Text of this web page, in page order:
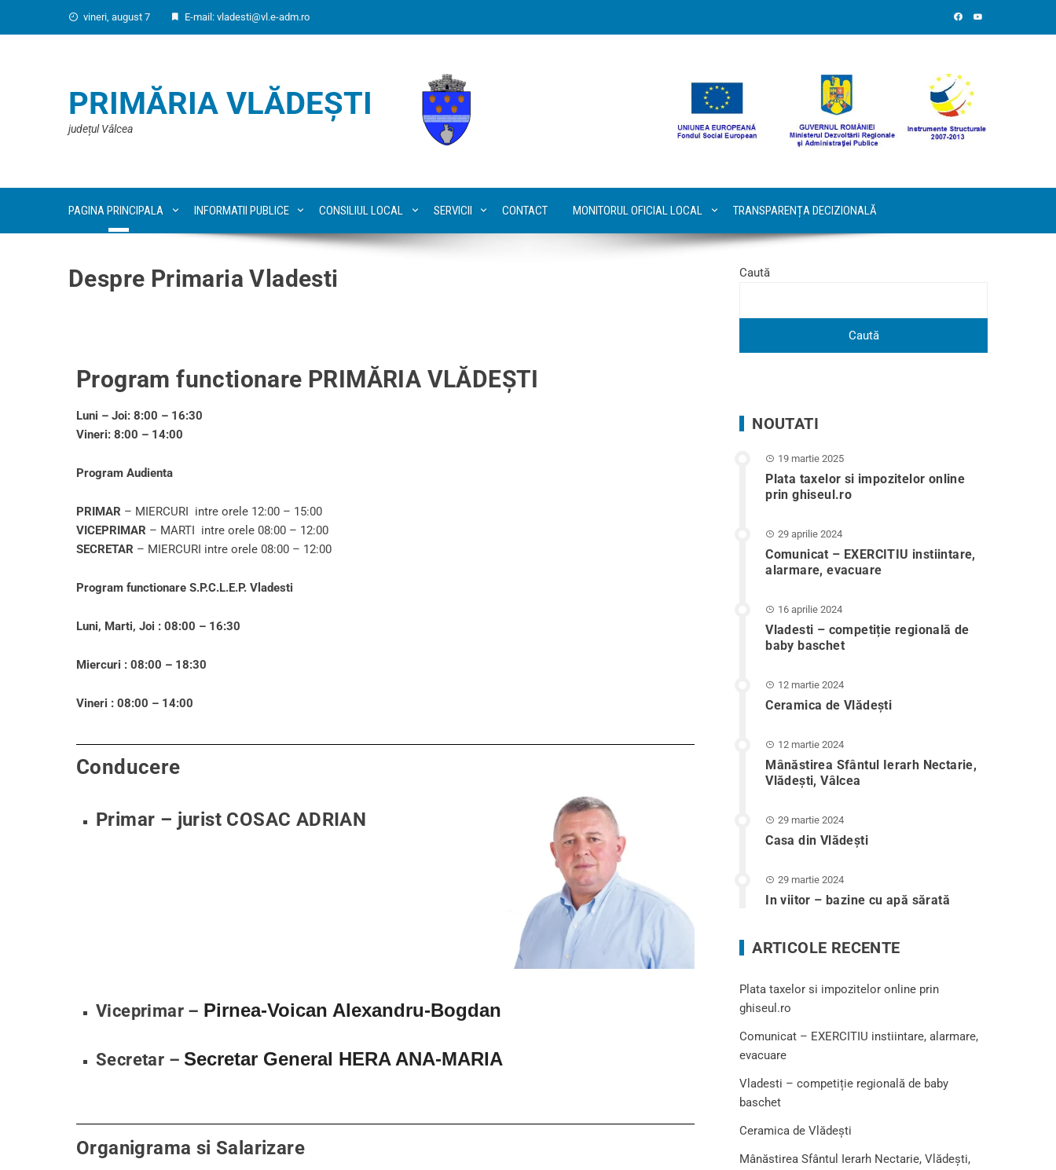
vineri, august 7 E-mail: vladesti@vl.e-adm.ro
PRIMĂRIA VLĂDEȘTI
județul Vâlcea
PAGINA PRINCIPALA INFORMATII PUBLICE CONSILIUL LOCAL SERVICII CONTACT MONITORUL OFICIAL LOCAL TRANSPARENȚA DECIZIONALĂ
Despre Primaria Vladesti
Program functionare PRIMĂRIA VLĂDEȘTI
Luni – Joi: 8:00 – 16:30
Vineri: 8:00 – 14:00
Program Audienta
PRIMAR – MIERCURI intre orele 12:00 – 15:00
VICEPRIMAR – MARTI intre orele 08:00 – 12:00
SECRETAR – MIERCURI intre orele 08:00 – 12:00
Program functionare S.P.C.L.E.P. Vladesti
Luni, Marti, Joi : 08:00 – 16:30
Miercuri : 08:00 – 18:30
Vineri : 08:00 – 14:00
Conducere
Primar – jurist COSAC ADRIAN
Viceprimar – Pirnea-Voican Alexandru-Bogdan
Secretar –Secretar General HERA ANA-MARIA
Organigrama si Salarizare
Caută
Caută
NOUTATI
19 martie 2025
Plata taxelor si impozitelor online
prin ghiseul.ro
29 aprilie 2024
Comunicat – EXERCITIU instiintare,
alarmare, evacuare
16 aprilie 2024
Vladesti – competiție regională de
baby baschet
12 martie 2024
Ceramica de Vlădești
12 martie 2024
Mânăstirea Sfântul Ierarh Nectarie,
Vlădești, Vâlcea
29 martie 2024
Casa din Vlădeşti
29 martie 2024
In viitor – bazine cu apă sărată
ARTICOLE RECENTE
Plata taxelor si impozitelor online prin
ghiseul.ro
Comunicat – EXERCITIU instiintare, alarmare,
evacuare
Vladesti – competiție regională de baby
baschet
Ceramica de Vlădești
Mânăstirea Sfântul Ierarh Nectarie, Vlădești,